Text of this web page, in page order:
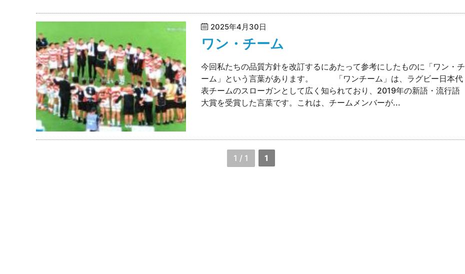
2025年4月30日
ワン・チーム
今回私たちの品質方針を改訂するにあたって参考にしたものに「ワン・チ
ーム」という言葉があります。 「ワンチーム」は、ラグビー日本代
表チームのスローガンとして広く知られており、2019年の新語・流行語
大賞を受賞した言葉です。これは、チームメンバーが...
1 / 1 1